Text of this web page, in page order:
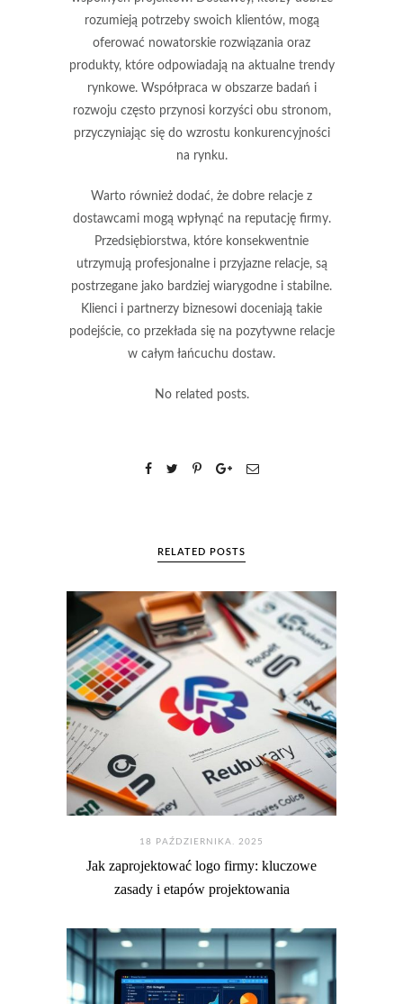
rozumieją potrzeby swoich klientów, mogą
oferować nowatorskie rozwiązania oraz
produkty, które odpowiadają na aktualne trendy
rynkowe. Współpraca w obszarze badań i
rozwoju często przynosi korzyści obu stronom,
przyczyniając się do wzrostu konkurencyjności
na rynku.
Warto również dodać, że dobre relacje z
dostawcami mogą wpłynąć na reputację firmy.
Przedsiębiorstwa, które konsekwentnie
utrzymują profesjonalne i przyjazne relacje, są
postrzegane jako bardziej wiarygodne i stabilne.
Klienci i partnerzy biznesowi doceniają takie
podejście, co przekłada się na pozytywne relacje
w całym łańcuchu dostaw.
No related posts.
RELATED POSTS
18 PAŹDZIERNIKA. 2025
Jak zaprojektować logo firmy: kluczowe
zasady i etapów projektowania